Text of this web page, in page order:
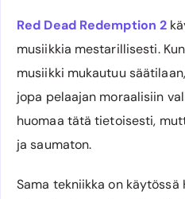
Red Dead Redemption 2
musiikkia mestarillisesti.
musiikki mukautuu
jopa pelaajan moraalisiin
huomaa tätä tietoisesti,
ja saumaton.
Sama tekniikka on